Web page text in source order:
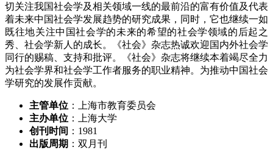
切关注我国社会学及相关领域一线的最前沿的富有价值及代表
着未来中国社会学发展趋势的研究成果，同时，它也继续一如
既往地关注中国社会学的未来的希望的社会学领域的后起之
秀、社会学新人的成长。《社会》杂志热诚欢迎国内外社会学
同行的赐稿、支持和批评。《社会》杂志将继续本着竭尽全力
为社会学界和社会学工作者服务的职业精神。为推动中国社会
学研究的发展作贡献。
主管单位 ：上海市教育委员会
主办单位 ：上海大学
创刊时间 ：1981
出版周期 ：双月刊